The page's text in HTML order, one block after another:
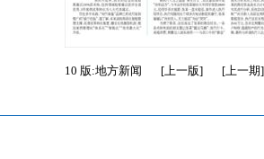
10 版:地方新闻 [上一版] [上一期]